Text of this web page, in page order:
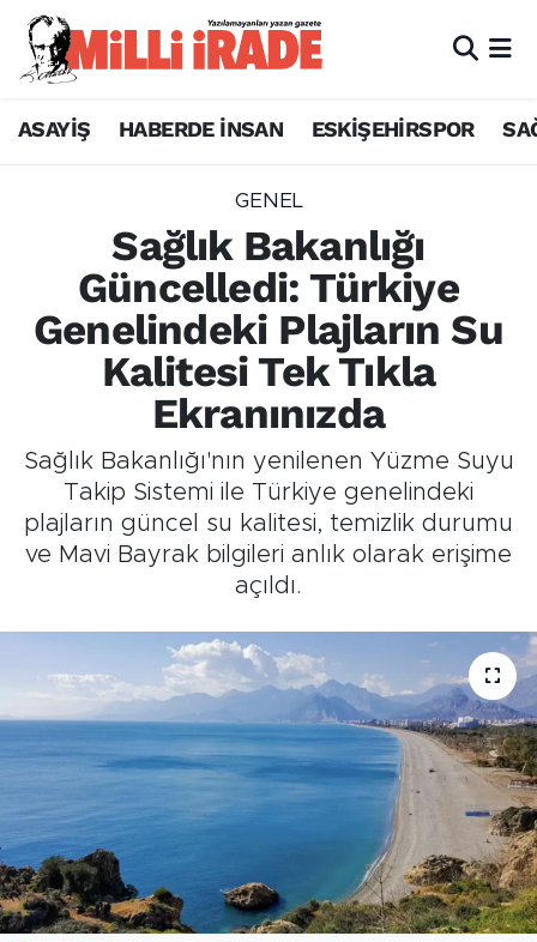
ASAYİŞ HABERDE İNSAN ESKİŞEHİRSPOR
GENEL
Sağlık Bakanlığı
Güncelledi: Türkiye
Genelindeki Plajların Su
Kalitesi Tek Tıkla
Ekranınızda
Sağlık Bakanlığı'nın yenilenen Yüzme Suyu
Takip Sistemi ile Türkiye genelindeki
plajların güncel su kalitesi, temizlik durumu
ve Mavi Bayrak bilgileri anlık olarak erişime
açıldı.